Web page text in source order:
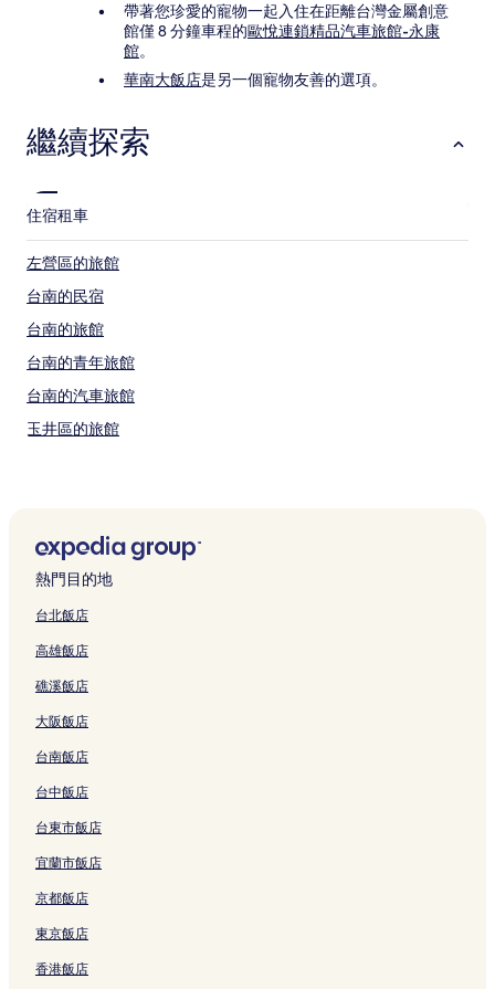
帶著您珍愛的寵物一起入住在距離台灣金屬創意
館僅 8 分鐘車程的歐悅連鎖精品汽車旅館-永康
館。
華南大飯店是另一個寵物友善的選項。
繼續探索
住宿租車
左營區的旅館
台南的民宿
台南的旅館
台南的青年旅館
台南的汽車旅館
玉井區的旅館
高雄的汽車旅館
高雄的青年旅館
安平運河的民宿
安平運河的旅館
安平運河的青年旅館
迎曦湖的民宿
台南 4 星級飯店
台南 5 星級飯店
台南 2 星級飯店
台南 3 星級飯店
楠梓區 2 星級飯店
新營區 3 星級飯店
玉井區 3 星級飯店
熱門目的地
台北飯店
高雄飯店
礁溪飯店
大阪飯店
台南飯店
台中飯店
台東市飯店
宜蘭市飯店
京都飯店
東京飯店
香港飯店